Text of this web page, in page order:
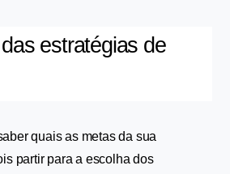
estratégias de
quais as metas da sua
partir para a escolha dos